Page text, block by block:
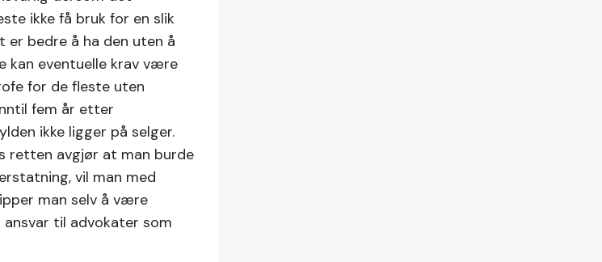
ikke få bruk for en slik
er bedre å ha den uten å
kan eventuelle krav være
for de fleste uten
fem år etter
ikke ligger på selger.
retten avgjør at man burde
vil man med
man selv å være
ansvar til advokater som